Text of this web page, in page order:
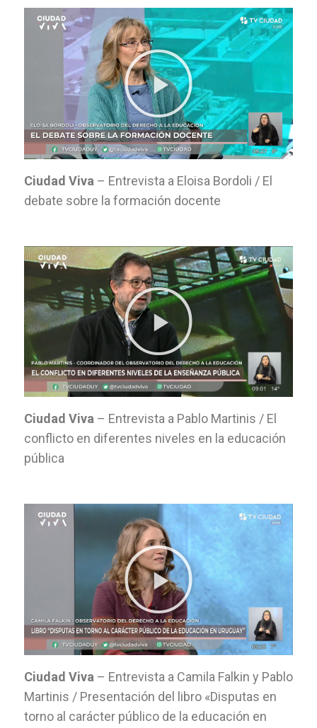
Ciudad Viva – Entrevista a Eloisa Bordoli / El
debate sobre la formación docente
Ciudad Viva – Entrevista a Pablo Martinis / El
conflicto en diferentes niveles en la educación
pública
Ciudad Viva – Entrevista a Camila Falkin y Pablo
Martinis / Presentación del libro «Disputas en
torno al carácter público de la educación en